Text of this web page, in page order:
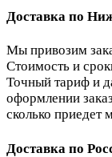
Доставка по
Мы привозим
Стоимость и
Точный тариф и
оформлении
сколько приедет
Доставка по